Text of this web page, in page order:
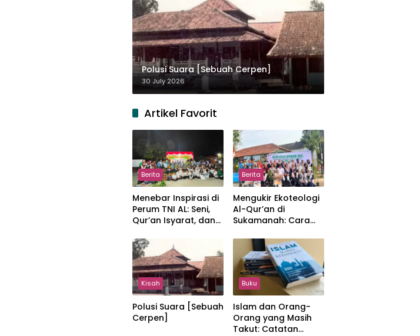
Polusi Suara [Sebuah Cerpen]
30 July 2026
Artikel Favorit
Berita
Menebar Inspirasi di
Perum TNI AL: Seni,
Qur’an Isyarat, dan
Hangat
Berita
Mengukir Ekoteologi
Al-Qur’an di
Sukamanah: Cara
Jakarta Menjaga
Bumi Jonggol
Kisah
Polusi Suara [Sebuah
Cerpen]
Buku
Islam dan Orang-
Orang yang Masih
Takut: Catatan